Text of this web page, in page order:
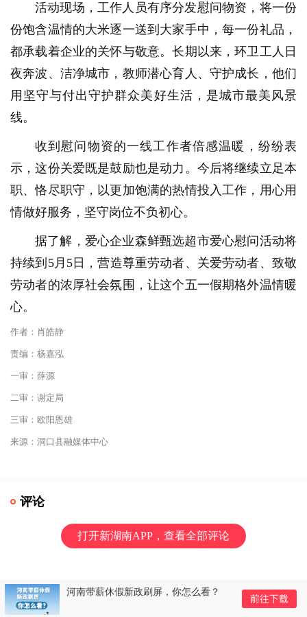
活动现场，工作人员有序分发慰问物资，将一份
份饱含温情的大米逐一送到大家手中，每一份礼品，
都承载着企业的关怀与敬意。长期以来，环卫工人日
夜奔波、洁净城市，教师潜心育人、守护成长，他们
用坚守与付出守护群众美好生活，是城市最美风景
线。
收到慰问物资的一线工作者倍感温暖，纷纷表
示，这份关爱既是鼓励也是动力。今后将继续立足本
职、恪尽职守，以更加饱满的热情投入工作，用心用
情做好服务，坚守岗位不负初心。
据了解，爱心企业森鲜甄选超市爱心慰问活动将
持续到5月5日，营造尊重劳动者、关爱劳动者、致敬
劳动者的浓厚社会氛围，让这个五一假期格外温情暖
心。
作者：肖皓静
责编：杨嘉泓
一审：薛源
二审：谢定局
三审：欧阳恩雄
来源：洞口县融媒体中心
评论
打开新湖南APP，查看全部评论
沈晓明走访调研山河智能装备股份有限
公司